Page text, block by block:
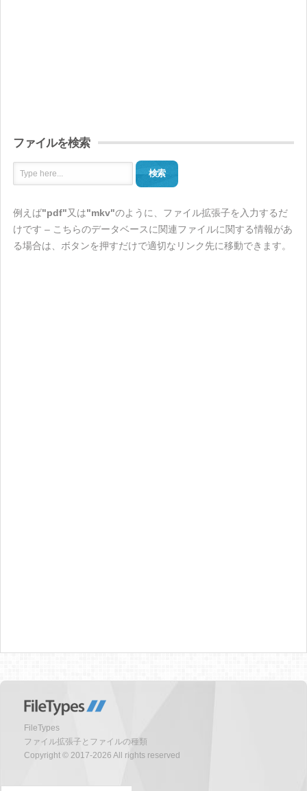
ファイルを検索
検索
例えば"pdf"又は"mkv"のように、ファイル拡張子を入力するだ
けです – こちらのデータベースに関連ファイルに関する情報があ
る場合は、ボタンを押すだけで適切なリンク先に移動できます。
FileTypes
ファイル拡張子とファイルの種類
Copyright © 2017-2026 All rights reserved